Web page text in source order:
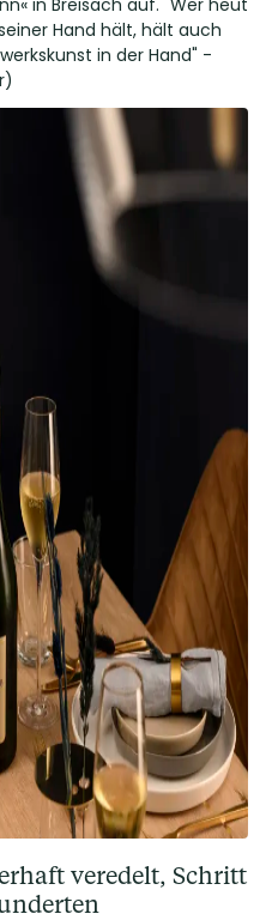
in Breisach auf. "Wer heut
Hand hält, hält auch
in der Hand" -
veredelt, Schritt